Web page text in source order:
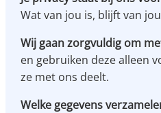
Wat van jou is, blijft van
Wij gaan zorgvuldig om
en gebruiken deze alleen
ze met ons deelt.
Welke gegevens